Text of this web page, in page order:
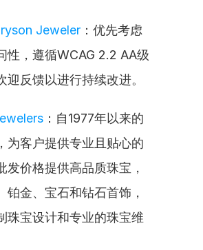
Jeweler ：优先考虑
性，遵循WCAG 2.2 AA级
迎反馈以进行持续改进。
：自1977年以来的
为客户提供专业且贴心的
发价格提供高品质珠宝，
铂金、宝石和钻石首饰，
珠宝设计和专业的珠宝维